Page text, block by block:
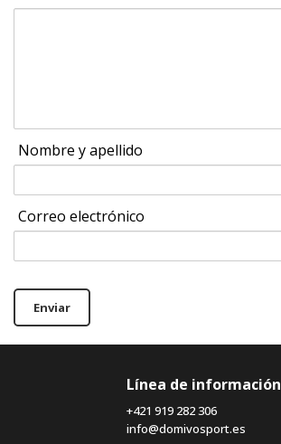
Nombre y apellido
Correo electrónico
Enviar
Línea de información
+421 919 282 306
info@domivosport.es